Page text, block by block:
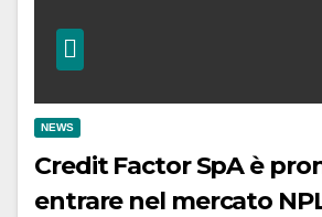
NEWS
Credit Factor SpA è
entrare nel mercato